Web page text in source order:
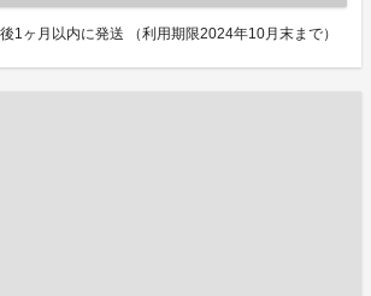
1ヶ月以内に発送 （利用期限2024年10月末まで）